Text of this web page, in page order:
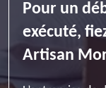
Pour un
exécuté,
Artisan